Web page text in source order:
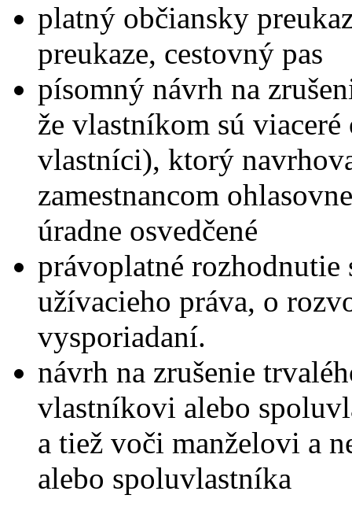
platný občiansky
preukaze, cestovný pas
písomný návrh na
že vlastníkom sú
vlastníci), ktorý
zamestnancom
úradne osvedčené
právoplatné
užívacieho práva, o
vysporiadaní.
návrh na zrušenie
vlastníkovi alebo
a tiež voči manželovi a
alebo spoluvlastníka